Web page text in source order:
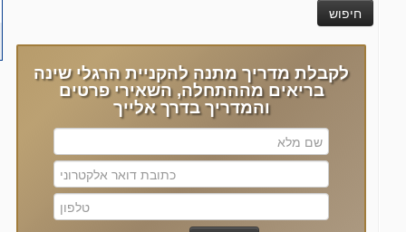
לקבלת מדריך מתנה להקניית הרגלי שינה
בריאים מההתחלה, השאירי פרטים
והמדריך בדרך אלייך